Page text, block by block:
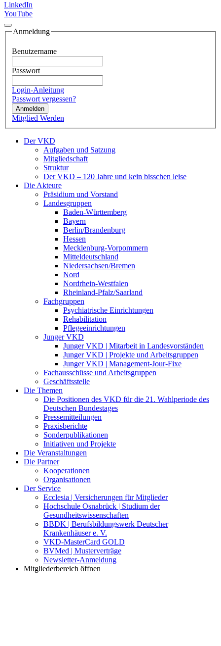
LinkedIn
YouTube
Anmeldung
Benutzername
Passwort
Login-Anleitung
Passwort vergessen?
Anmelden
Mitglied Werden
Der VKD
Aufgaben und Satzung
Mitgliedschaft
Struktur
Der VKD – 120 Jahre und kein bisschen leise
Die Akteure
Präsidium und Vorstand
Landesgruppen
Baden-Württemberg
Bayern
Berlin/Brandenburg
Hessen
Mecklenburg-Vorpommern
Mitteldeutschland
Niedersachsen/Bremen
Nord
Nordrhein-Westfalen
Rheinland-Pfalz/Saarland
Fachgruppen
Psychiatrische Einrichtungen
Rehabilitation
Pflegeeinrichtungen
Junger VKD
Junger VKD | Mitarbeit in Landesvorständen
Junger VKD | Projekte und Arbeitsgruppen
Junger VKD | Management-Jour-Fixe
Fachausschüsse und Arbeitsgruppen
Geschäftsstelle
Die Themen
Die Positionen des VKD für die 21. Wahlperiode des
Deutschen Bundestages
Pressemitteilungen
Praxisberichte
Sonderpublikationen
Initiativen und Projekte
Die Veranstaltungen
Die Partner
Kooperationen
Organisationen
Der Service
Ecclesia | Versicherungen für Mitglieder
Hochschule Osnabrück | Studium der
Gesundheitswissenschaften
BBDK | Berufsbildungswerk Deutscher
Krankenhäuser e. V.
VKD-MasterCard GOLD
BVMed | Musterverträge
Newsletter-Anmeldung
Mitgliederbereich öffnen